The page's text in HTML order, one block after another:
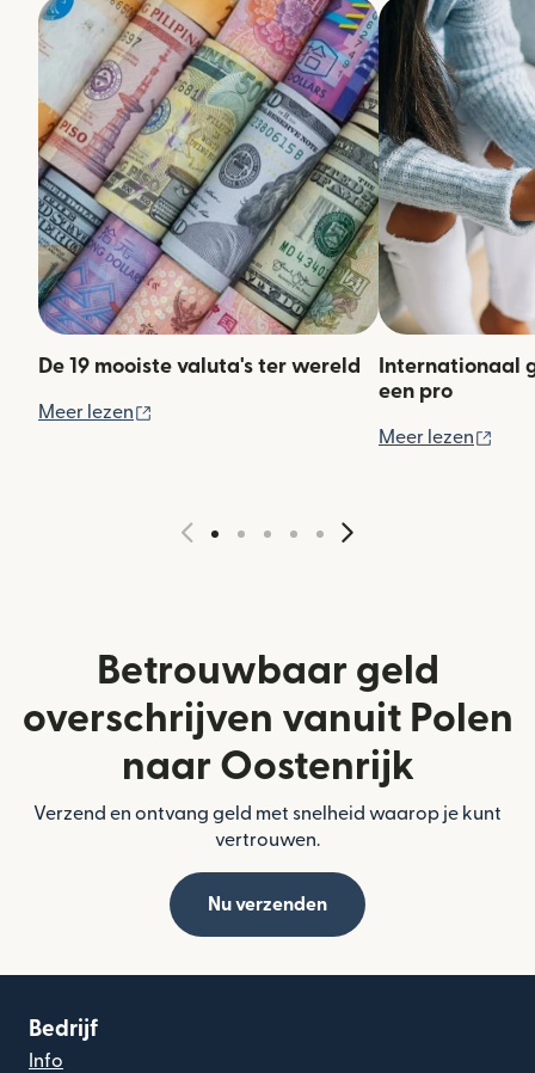
De 19 mooiste valuta's ter wereld
Meer lezen
Internationaal
een pro
Meer lezen
Betrouwbaar geld
overschrijven vanuit Polen
naar Oostenrijk
Verzend en ontvang geld met snelheid waarop je kunt
vertrouwen.
Nu verzenden
Bedrijf
Info